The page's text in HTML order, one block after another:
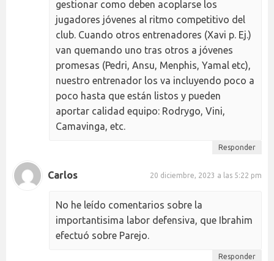
gestionar como deben acoplarse los
jugadores jóvenes al ritmo competitivo del
club. Cuando otros entrenadores (Xavi p. Ej.)
van quemando uno tras otros a jóvenes
promesas (Pedri, Ansu, Menphis, Yamal etc),
nuestro entrenador los va incluyendo poco a
poco hasta que están listos y pueden
aportar calidad equipo: Rodrygo, Vini,
Camavinga, etc.
Responder
Carlos 20 diciembre, 2023 a las 5:22 pm
No he leído comentarios sobre la
importantisima labor defensiva, que Ibrahim
efectuó sobre Parejo.
Responder